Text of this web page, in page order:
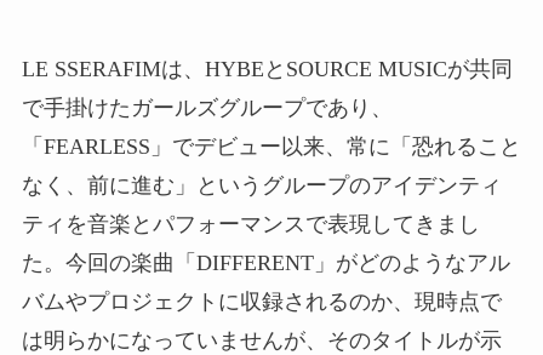
LE SSERAFIMは、HYBEとSOURCE MUSICが共同
で手掛けたガールズグループであり、
「FEARLESS」でデビュー以来、常に「恐れること
なく、前に進む」というグループのアイデンティ
ティを音楽とパフォーマンスで表現してきまし
た。今回の楽曲「DIFFERENT」がどのようなアル
バムやプロジェクトに収録されるのか、現時点で
は明らかになっていませんが、そのタイトルが示